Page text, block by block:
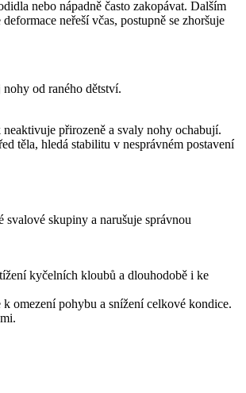
nebo nápadně často zakopávat. Dalším
neřeší včas, postupně se zhoršuje
od raného dětství.
přirozeně a svaly nohy ochabují.
těla, hledá stabilitu v nesprávném postavení
svalové skupiny a narušuje správnou
kyčelních kloubů a dlouhodobě i ke
omezení pohybu a snížení celkové kondice.